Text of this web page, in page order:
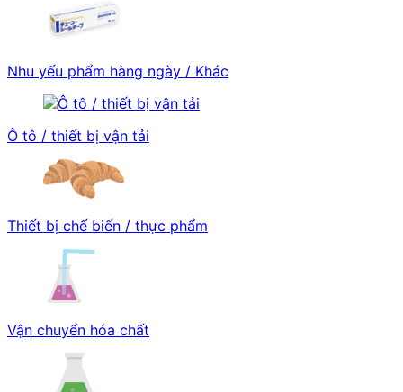
Nhu yếu phẩm hàng ngày / Khác
Ô tô / thiết bị vận tải
Thiết bị chế biến / thực phẩm
Vận chuyển hóa chất